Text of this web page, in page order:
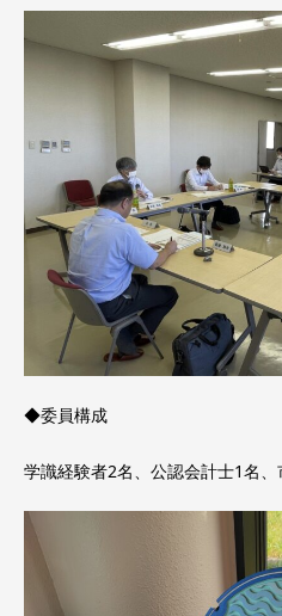
◆委員構成
学識経験者2名、公認会計士1名